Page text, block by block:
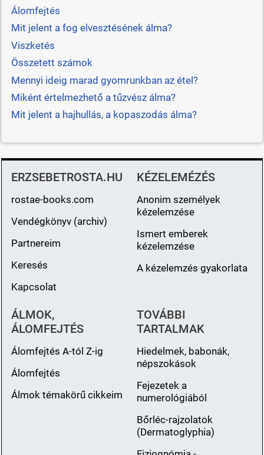
Álomfejtés
Mit jelent a fog elvesztésének álma?
Viszketés
Összetett számok
Mennyi ideig marad gyomrunkban az étel?
Miként értelmezhető a tűzvész álma?
Mit jelent a hajhullás, a kopaszodás álma?
ERZSEBETROSTA.HU
rostae-books.com
Vendégkönyv (archiv)
Partnereim
Keresés
Kapcsolat
KÉZELEMÉZÉS
Anonim személyek
kézelemzése
Ismert emberek
kézelemzése
A kézelemzés gyakorlata
ÁLMOK,
ÁLOMFEJTÉS
Álomfejtés A-tól Z-ig
Álomfejtés
Álmok témakörű cikkeim
TOVÁBBI
TARTALMAK
Hiedelmek, babonák,
népszokások
Fejezetek a
numerológiából
Bőrléc-rajzolatok
(Dermatoglyphia)